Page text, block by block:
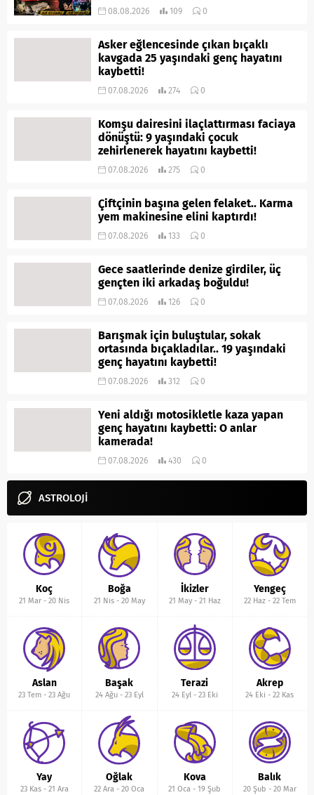
08.08.2026 109 0
Asker eğlencesinde çıkan bıçaklı
kavgada 25 yaşındaki genç hayatını
kaybetti!
07.08.2026 274 0
Komşu dairesini ilaçlattırması faciaya
dönüştü: 9 yaşındaki çocuk
zehirlenerek hayatını kaybetti!
07.08.2026 275 0
Çiftçinin başına gelen felaket.. Karma
yem makinesine elini kaptırdı!
07.08.2026 133 0
Gece saatlerinde denize girdiler, üç
gençten iki arkadaş boğuldu!
07.08.2026 126 0
Barışmak için buluştular, sokak
ortasında bıçakladılar.. 19 yaşındaki
genç hayatını kaybetti!
07.08.2026 312 0
Yeni aldığı motosikletle kaza yapan
genç hayatını kaybetti: O anlar
kamerada!
07.08.2026 430 0
ASTROLOJİ
Koç
21 Mar -20 Nis
Boğa
21 Nis- 20 May
İkizler
21 May- 21 Haz
Yengeç
22 Haz- 22 Tem
Aslan
23 Tem -23 Ağu
Başak
24 Ağu- 23 Eyl
Terazi
24 Eyl- 23 Eki
Akrep
24 Eki -22 Kas
Yay
23 Kas- 21 Ara
Oğlak
22 Ara -20 Oca
Kova
21 Oca -19 Şub
Balık
20 Şub - 20 Mar